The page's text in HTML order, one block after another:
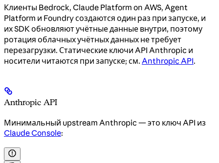
Клиенты Bedrock, Claude Platform on AWS, Agent
Platform и Foundry создаются один раз при запуске, и
их SDK обновляют учётные данные внутри, поэтому
ротация облачных учётных данных не требует
перезагрузки. Статические ключи API Anthropic и
носители читаются при запуске; см. Anthropic API.
Anthropic API
Минимальный upstream Anthropic — это ключ API из
Claude Console: